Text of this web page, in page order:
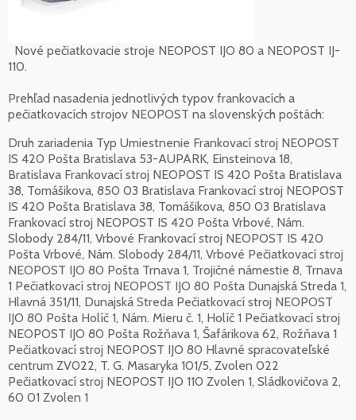
Nové pečiatkovacie stroje NEOPOST IJO 80 a NEOPOST IJ-
110.
Prehľad nasadenia jednotlivých typov frankovacích a
pečiatkovacích strojov NEOPOST na slovenských poštách:
Druh zariadenia Typ Umiestnenie Frankovací stroj NEOPOST
IS 420 Pošta Bratislava 53-AUPARK, Einsteinova 18,
Bratislava Frankovací stroj NEOPOST IS 420 Pošta Bratislava
38, Tomášikova, 850 03 Bratislava Frankovací stroj NEOPOST
IS 420 Pošta Bratislava 38, Tomášikova, 850 03 Bratislava
Frankovací stroj NEOPOST IS 420 Pošta Vrbové, Nám.
Slobody 284/11, Vrbové Frankovací stroj NEOPOST IS 420
Pošta Vrbové, Nám. Slobody 284/11, Vrbové Pečiatkovací stroj
NEOPOST IJO 80 Pošta Trnava 1, Trojičné námestie 8, Trnava
1 Pečiatkovací stroj NEOPOST IJO 80 Pošta Dunajská Streda 1,
Hlavná 351/11, Dunajská Streda Pečiatkovací stroj NEOPOST
IJO 80 Pošta Holíč 1, Nám. Mieru č. 1, Holíč 1 Pečiatkovací stroj
NEOPOST IJO 80 Pošta Rožňava 1, Šafárikova 62, Rožňava 1
Pečiatkovací stroj NEOPOST IJO 80 Hlavné spracovateľské
centrum ZV022, T. G. Masaryka 101/5, Zvolen 022
Pečiatkovací stroj NEOPOST IJO 110 Zvolen 1, Sládkovičova 2,
60 01 Zvolen 1